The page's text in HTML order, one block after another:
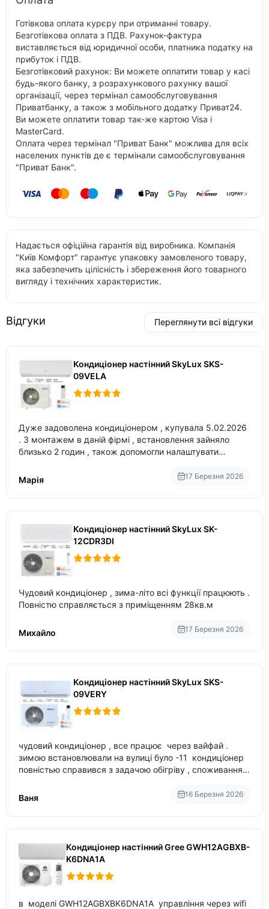
Готівкова оплата курєру при отриманні товару.
Безготівкова оплата з ПДВ. Рахунок-фактура
виставляється від юридичної особи, платника податку на
прибуток і ПДВ.
Безготівковий рахунок: Ви можете оплатити товар у касі
будь-якого банку, з розрахункового рахунку вашої
організації, через термінал самообслуговування
Приватбанку, а також з мобільного додатку Приват24.
Ви можете оплатити товар так-же картою Visa і
MasterCard.
Оплата через термінал "Приват Банк" можлива для всіх
населених пунктів де є термінали самообслуговування
"Приват Банк".
Надається офіційна гарантія від виробника. Компанія
"Київ Комфорт" гарантує упаковку замовленого товару,
яка забезпечить цілісність і збереження його товарного
вигляду і технічних характеристик.
Відгуки Переглянути всі відгуки
Кондиціонер настінний SkyLux SKS-
09VELA
Дуже задоволена кондиціонером , купувала 5.02.2026
. З монтажем в даній фірмі , встановлення зайняло
близько 2 годин , також допомогли налаштувати
Марія
17 Березня 2026
Кондиціонер настінний SkyLux SK-
12CDR3DI
Чудовий кондиціонер , зима-літо всі функції працюють .
Повністю справляється з приміщенням 28кв.м
Михайло 17 Березня 2026
Кондиціонер настінний SkyLux SKS-
09VERY
чудовий кондиціонер , все працює через вайфай .
зимою встановлювали на вулиці було -11 кондиціонер
повністью справився з задачою обігріву , споживання
температури
Ваня 16 Березня 2026
Кондиціонер настінний Gree GWH12AGBXB-
K6DNA1A
в моделі GWH12AGBXBK6DNA1A управління через wifi